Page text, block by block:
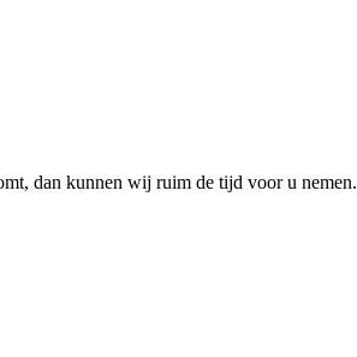
dan kunnen wij ruim de tijd voor u nemen.